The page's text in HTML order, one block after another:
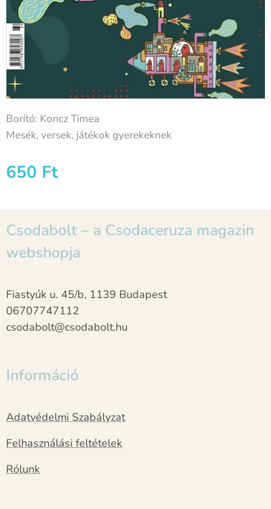
Borító: Koncz Timea
Mesék, versek, játékok gyerekeknek
650 Ft
Csodabolt – a Csodaceruza magazin
webshopja
Fiastyúk u. 45/b, 1139 Budapest
06707747112
csodabolt@csodabolt.hu
Információ
Adatvédelmi Szabályzat
Felhasználási feltételek
Rólunk